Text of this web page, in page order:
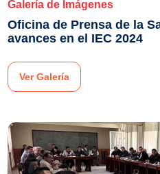
Galería de Imágenes
Oficina de Prensa de la
avances en el IEC 2024
Ver Galería